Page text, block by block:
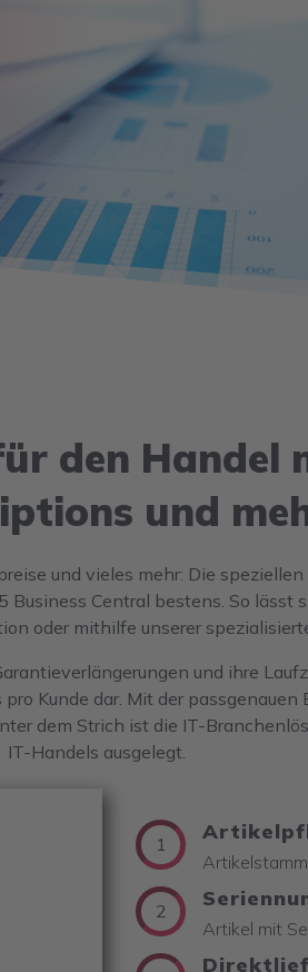
den
und
und vieles mehr: Die
Central bestens. So lässt
oder mithilfe unserer
und ihre
Kunde dar. Mit der
dem Strich ist die IT-
IT-Handels ausgelegt.
1
2
Artikel mit